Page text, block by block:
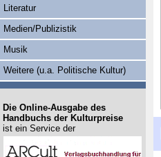
Literatur
Medien/Publizistik
Musik
Weitere (u.a. Politische Kultur)
Die Online-Ausgabe des
Handbuchs der Kulturpreise
ist ein Service der